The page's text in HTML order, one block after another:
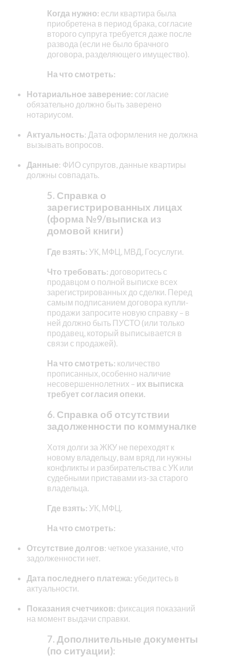
Когда нужно: если квартира была
приобретена в период брака, согласие
второго супруга требуется даже после
развода (если не было брачного
договора, разделяющего имущество).
На что смотреть:
Нотариальное заверение: согласие
обязательно должно быть заверено
нотариусом.
Актуальность: Дата оформления не должна
вызывать вопросов.
Данные: ФИО супругов, данные квартиры
должны совпадать.
5. Справка о
зарегистрированных лицах
(форма №9/выписка из
домовой книги)
Где взять: УК, МФЦ, МВД, Госуслуги.
Что требовать: договоритесь с
продавцом о полной выписке всех
зарегистрированных до сделки. Перед
самым подписанием договора купли-
продажи запросите новую справку – в
ней должно быть ПУСТО (или только
продавец, который выписывается в
связи с продажей).
На что смотреть: количество
прописанных, особенно наличие
несовершеннолетних – их выписка
требует согласия опеки.
6. Справка об отсутствии
задолженности по коммуналке
Хотя долги за ЖКУ не переходят к
новому владельцу, вам вряд ли нужны
конфликты и разбирательства с УК или
судебными приставами из-за старого
владельца.
Где взять: УК, МФЦ.
На что смотреть:
Отсутствие долгов: четкое указание, что
задолженности нет.
Дата последнего платежа: убедитесь в
актуальности.
Показания счетчиков: фиксация показаний
на момент выдачи справки.
7. Дополнительные документы
(по ситуации):